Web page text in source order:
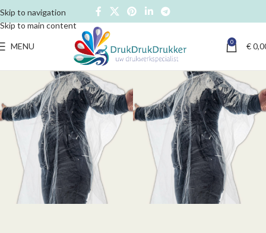
Skip to navigation
Skip to main content
MENU 0 €